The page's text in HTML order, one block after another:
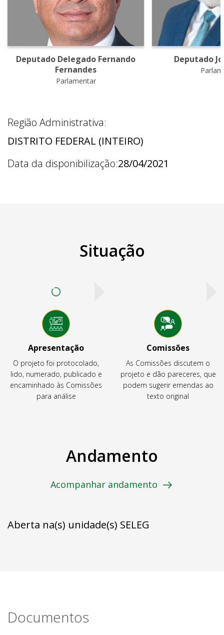
Deputado Delegado Fernando
Fernandes
Parlamentar
Deputado
Região Administrativa:
DISTRITO FEDERAL (INTEIRO)
Data da disponibilização:28/04/2021
Situação
Apresentação
O projeto foi protocolado,
lido, numerado, publicado e
encaminhado às Comissões
para análise
Comissões
As Comissões discutem o
projeto e dão pareceres, que
podem sugerir emendas ao
texto original
Andamento
Acompanhar andamento
Aberta na(s) unidade(s) SELEG
Documentos